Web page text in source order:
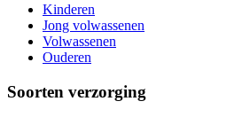
Kinderen
Jong volwassenen
Volwassenen
Ouderen
Soorten verzorging